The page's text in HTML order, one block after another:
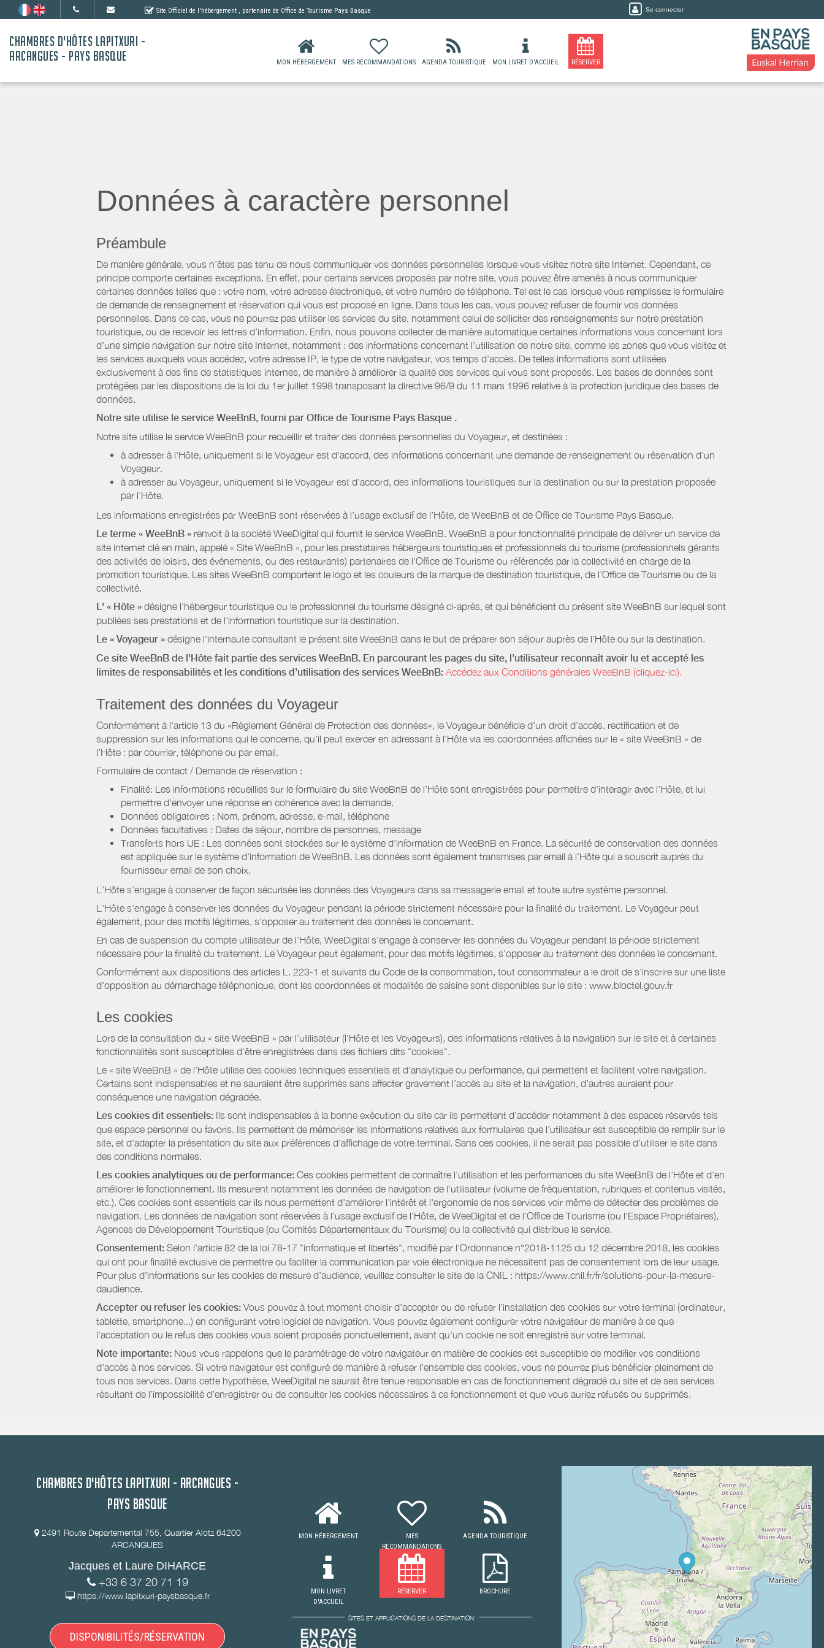
Site Officiel de l'hébergement , partenaire de Office de Tourisme Pays Basque Se connecter
CHAMBRES D'HÔTES LAPITXURI -
ARCANGUES - PAYS BASQUE
MON HÉBERGEMENT MES RECOMMANDATIONS AGENDA TOURISTIQUE MON LIVRET D'ACCUEIL RÉSERVER
Données à caractère personnel
Préambule
De manière générale, vous n’êtes pas tenu de nous communiquer vos données personnelles lorsque vous visitez notre site Internet. Cependant, ce
principe comporte certaines exceptions. En effet, pour certains services proposés par notre site, vous pouvez être amenés à nous communiquer
certaines données telles que : votre nom, votre adresse électronique, et votre numéro de téléphone. Tel est le cas lorsque vous remplissez le formulaire
de demande de renseignement et réservation qui vous est proposé en ligne. Dans tous les cas, vous pouvez refuser de fournir vos données
personnelles. Dans ce cas, vous ne pourrez pas utiliser les services du site, notamment celui de solliciter des renseignements sur notre prestation
touristique, ou de recevoir les lettres d’information. Enfin, nous pouvons collecter de manière automatique certaines informations vous concernant lors
d’une simple navigation sur notre site Internet, notamment : des informations concernant l’utilisation de notre site, comme les zones que vous visitez et
les services auxquels vous accédez, votre adresse IP, le type de votre navigateur, vos temps d'accès. De telles informations sont utilisées
exclusivement à des fins de statistiques internes, de manière à améliorer la qualité des services qui vous sont proposés. Les bases de données sont
protégées par les dispositions de la loi du 1er juillet 1998 transposant la directive 96/9 du 11 mars 1996 relative à la protection juridique des bases de
données.
Notre site utilise le service WeeBnB, fourni par Office de Tourisme Pays Basque .
Notre site utilise le service WeeBnB pour recueillir et traiter des données personnelles du Voyageur, et destinées :
à adresser à l'Hôte, uniquement si le Voyageur est d'accord, des informations concernant une demande de renseignement ou réservation d'un
Voyageur.
à adresser au Voyageur, uniquement si le Voyageur est d'accord, des informations touristiques sur la destination ou sur la prestation proposée
par l'Hôte.
Les informations enregistrées par WeeBnB sont réservées à l’usage exclusif de l’Hôte, de WeeBnB et de Office de Tourisme Pays Basque.
Le terme « WeeBnB » renvoit à la société WeeDigital qui fournit le service WeeBnB. WeeBnB a pour fonctionnalité principale de délivrer un service de
site internet clé en main, appelé « Site WeeBnB », pour les prestataires hébergeurs touristiques et professionnels du tourisme (professionnels gérants
des activités de loisirs, des événements, ou des restaurants) partenaires de l’Office de Tourisme ou référencés par la collectivité en charge de la
promotion touristique. Les sites WeeBnB comportent le logo et les couleurs de la marque de destination touristique, de l’Office de Tourisme ou de la
collectivité.
L' « Hôte » désigne l'hébergeur touristique ou le professionnel du tourisme désigné ci-après, et qui bénéficient du présent site WeeBnB sur lequel sont
publiées ses prestations et de l'information touristique sur la destination.
Le « Voyageur » désigne l'internaute consultant le présent site WeeBnB dans le but de préparer son séjour auprès de l'Hôte ou sur la destination.
Ce site WeeBnB de l'Hôte fait partie des services WeeBnB. En parcourant les pages du site, l’utilisateur reconnaît avoir lu et accepté les
limites de responsabilités et les conditions d’utilisation des services WeeBnB: Accédez aux Conditions générales WeeBnB (cliquez-ici).
Traitement des données du Voyageur
Conformément à l'article 13 du «Règlement Général de Protection des données», le Voyageur bénéficie d’un droit d’accès, rectification et de
suppression sur les informations qui le concerne, qu’il peut exercer en adressant à l’Hôte via les coordonnées affichées sur le « site WeeBnB » de
l’Hôte : par courrier, téléphone ou par email.
Formulaire de contact / Demande de réservation :
Finalité: Les informations recueillies sur le formulaire du site WeeBnB de l’Hôte sont enregistrées pour permettre d’interagir avec l’Hôte, et lui
permettre d’envoyer une réponse en cohérence avec la demande.
Données obligatoires : Nom, prénom, adresse, e-mail, téléphone
Données facultatives : Dates de séjour, nombre de personnes, message
Transferts hors UE : Les données sont stockées sur le système d’information de WeeBnB en France. La sécurité de conservation des données
est appliquée sur le système d’information de WeeBnB. Les données sont également transmises par email à l’Hôte qui a souscrit auprès du
fournisseur email de son choix.
L’Hôte s’engage à conserver de façon sécurisée les données des Voyageurs dans sa messagerie email et toute autre système personnel.
L’Hôte s’engage à conserver les données du Voyageur pendant la période strictement nécessaire pour la finalité du traitement. Le Voyageur peut
également, pour des motifs légitimes, s’opposer au traitement des données le concernant.
En cas de suspension du compte utilisateur de l’Hôte, WeeDigital s’engage à conserver les données du Voyageur pendant la période strictement
nécessaire pour la finalité du traitement. Le Voyageur peut également, pour des motifs légitimes, s’opposer au traitement des données le concernant.
Conformément aux dispositions des articles L. 223-1 et suivants du Code de la consommation, tout consommateur a le droit de s'inscrire sur une liste
d'opposition au démarchage téléphonique, dont les coordonnées et modalités de saisine sont disponibles sur le site : www.bloctel.gouv.fr
Les cookies
Lors de la consultation du « site WeeBnB » par l’utilisateur (l’Hôte et les Voyageurs), des informations relatives à la navigation sur le site et à certaines
fonctionnalités sont susceptibles d'être enregistrées dans des fichiers dits "cookies".
Le « site WeeBnB » de l’Hôte utilise des cookies techniques essentiels et d'analytique ou performance, qui permettent et facilitent votre navigation.
Certains sont indispensables et ne sauraient être supprimés sans affecter gravement l’accès au site et la navigation, d’autres auraient pour
conséquence une navigation dégradée.
Les cookies dit essentiels: Ils sont indispensables à la bonne exécution du site car ils permettent d'accéder notamment à des espaces réservés tels
que espace personnel ou favoris. Ils permettent de mémoriser les informations relatives aux formulaires que l’utilisateur est susceptible de remplir sur le
site, et d’adapter la présentation du site aux préférences d’affichage de votre terminal. Sans ces cookies, il ne serait pas possible d'utiliser le site dans
des conditions normales.
Les cookies analytiques ou de performance: Ces cookies permettent de connaître l'utilisation et les performances du site WeeBnB de l’Hôte et d'en
améliorer le fonctionnement. Ils mesurent notamment les données de navigation de l’utilisateur (volume de fréquentation, rubriques et contenus visités,
etc.). Ces cookies sont essentiels car ils nous permettent d'améliorer l'intérêt et l'ergonomie de nos services voir même de détecter des problèmes de
navigation. Les données de navigation sont réservées à l’usage exclusif de l’Hôte, de WeeDigital et de l’Office de Tourisme (ou l'Espace Propriétaires),
Agences de Développement Touristique (ou Comités Départementaux du Tourisme) ou la collectivité qui distribue le service.
Consentement: Selon l'article 82 de la loi 78-17 "informatique et libertés", modifié par l'Ordonnance n°2018-1125 du 12 décembre 2018, les cookies
qui ont pour finalité exclusive de permettre ou faciliter la communication par voie électronique ne nécessitent pas de consentement lors de leur usage.
Pour plus d’informations sur les cookies de mesure d’audience, veuillez consulter le site de la CNIL : https://www.cnil.fr/fr/solutions-pour-la-mesure-
daudience.
Accepter ou refuser les cookies: Vous pouvez à tout moment choisir d’accepter ou de refuser l’installation des cookies sur votre terminal (ordinateur,
tablette, smartphone...) en configurant votre logiciel de navigation. Vous pouvez également configurer votre navigateur de manière à ce que
l’acceptation ou le refus des cookies vous soient proposés ponctuellement, avant qu’un cookie ne soit enregistré sur votre terminal.
Note importante: Nous vous rappelons que le paramétrage de votre navigateur en matière de cookies est susceptible de modifier vos conditions
d'accès à nos services. Si votre navigateur est configuré de manière à refuser l'ensemble des cookies, vous ne pourrez plus bénéficier pleinement de
tous nos services. Dans cette hypothèse, WeeDigital ne saurait être tenue responsable en cas de fonctionnement dégradé du site et de ses services
résultant de l’impossibilité d’enregistrer ou de consulter les cookies nécessaires à ce fonctionnement et que vous auriez refusés ou supprimés.
CHAMBRES D'HÔTES LAPITXURI - ARCANGUES -
PAYS BASQUE
2491 Route Departemental 755, Quartier Alotz 64200
ARCANGUES
Jacques et Laure DIHARCE
+33 6 37 20 71 19
https://www.lapitxuri-paysbasque.fr
DISPONIBILITÉS/RÉSERVATION
MON HÉBERGEMENT
MES
RECOMMANDATIONS
AGENDA TOURISTIQUE
MON LIVRET
D'ACCUEIL
RÉSERVER BROCHURE
SITES ET APPLICATIONS DE LA DESTINATION: